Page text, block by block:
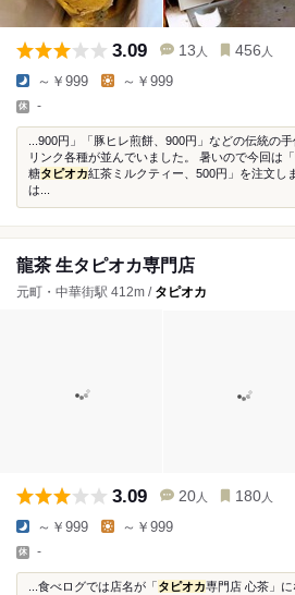
3.09 13 人 456 人
～￥999 ～￥999
-
...900円」「豚ヒレ煎餅、900円」などの伝統の
リンク各種が並んでいました。 暑いので今回は
糖タピオカ紅茶ミルクティー、500円」を注文し
は...
龍茶 生タピオカ専門店
元町・中華街駅 412m / タピオカ
3.09 20 人 180 人
～￥999 ～￥999
-
...食べログでは店名が「 タピオカ専門店 心茶」